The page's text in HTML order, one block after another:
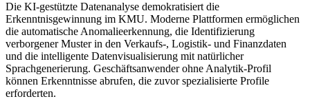
Die KI-gestützte Datenanalyse demokratisiert die
Erkenntnisgewinnung im KMU. Moderne Plattformen ermöglichen
die automatische Anomalieerkennung, die Identifizierung
verborgener Muster in den Verkaufs-, Logistik- und Finanzdaten
und die intelligente Datenvisualisierung mit natürlicher
Sprachgenerierung. Geschäftsanwender ohne Analytik-Profil
können Erkenntnisse abrufen, die zuvor spezialisierte Profile
erforderten.